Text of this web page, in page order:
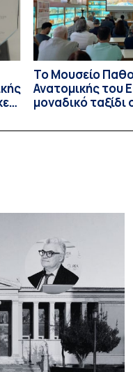
Το Μουσείο
Ανατομικής του
μοναδικό ταξίδι